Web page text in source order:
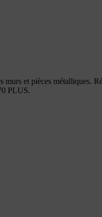
et pièces métalliques.
PLUS.